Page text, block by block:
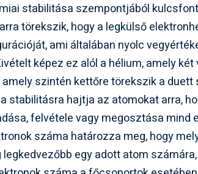
stabilitása szempontjából
törekszik, hogy a legkülső
ami általában nyolc
képez ez alól a hélium, amely
amely szintén kettőre törekszik a
stabilitásra hajtja az atomokat arra,
felvétele vagy megosztása mind
száma határozza meg, hogy
legkedvezőbb egy adott atom